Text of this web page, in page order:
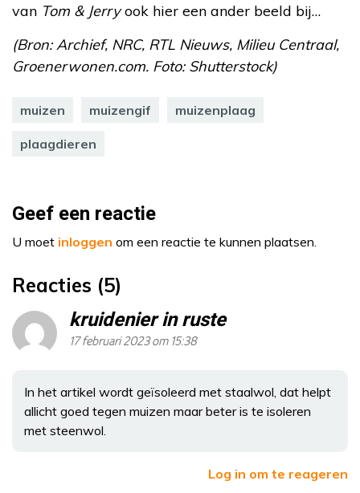
van Tom & Jerryook hier een ander beeld bij…
(Bron: Archief, NRC, RTL Nieuws, Milieu Centraal,
Groenerwonen.com. Foto: Shutterstock)
muizen muizengif muizenplaag
plaagdieren
Geef een reactie
U moet inloggen om een reactie te kunnen plaatsen.
Reacties (5)
kruidenier in ruste
17 februari 2023 om 15:38
In het artikel wordt geïsoleerd met staalwol, dat helpt
allicht goed tegen muizen maar beter is te isoleren
met steenwol.
Log in om te reageren